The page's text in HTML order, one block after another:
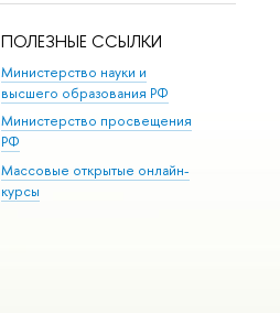
ПОЛЕЗНЫЕ ССЫЛКИ
Министерство науки и
высшего образования РФ
Министерство просвещения
РФ
Массовые открытые онлайн-
курсы